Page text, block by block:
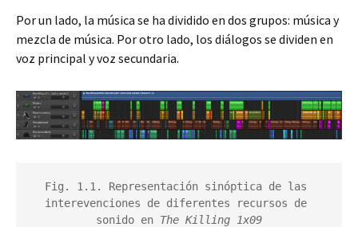
Por un lado, la música se ha dividido en dos grupos: música y
mezcla de música. Por otro lado, los diálogos se dividen en
voz principal y voz secundaria.
Fig. 1.1. Representación sinóptica de las
interevenciones de diferentes recursos de
sonido en The Killing 1x09